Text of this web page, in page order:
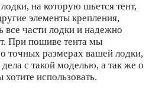
на которую шьется тент,
элементы крепления,
части лодки и надежно
При пошиве тента мы
точных размерах вашей лодки,
с такой моделью, а так же о
хотите использовать.